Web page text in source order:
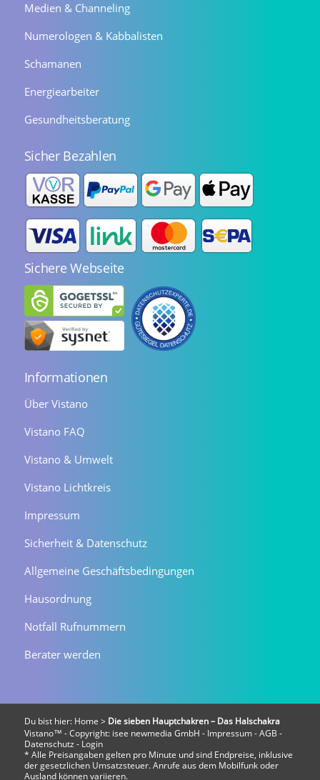
Medien & Channeling
Numerologen & Kabbalisten
Schamanen
Energiearbeiter
Gesundheitsberatung
Sicher Bezahlen
Sichere Webseite
Informationen
Über Vistano
Vistano FAQ
Vistano & Umwelt
Vistano Lichtkreis
Impressum
Sicherheit & Datenschutz
Allgemeine Geschäftsbedingungen
Hausordnung
Notfall Rufnummern
Berater werden
Du bist hier: Home > Die sieben Hauptchakren – Das Halschakra
Vistano™ - Copyright: isee newmedia GmbH - Impressum-AGB -
Datenschutz - Login
* Alle Preisangaben gelten pro Minute und sind Endpreise, inklusive
der gesetzlichen Umsatzsteuer. Anrufe aus dem Mobilfunk oder
Ausland können variieren.